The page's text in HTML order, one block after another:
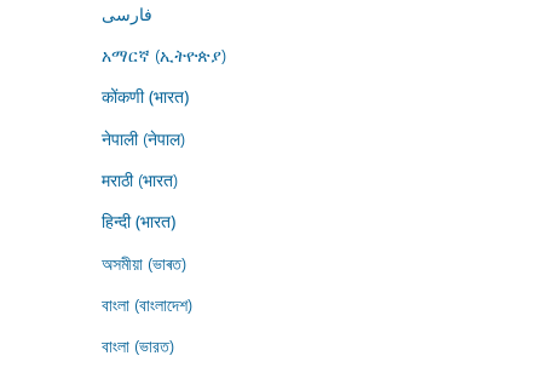
فارسى
አማርኛ (ኢትዮጵያ)
कोंकणी (भारत)
नेपाली (नेपाल)
मराठी (भारत)
हिन्दी (भारत)
অসমীয়া (ভাৰত)
বাংলা (বাংলাদেশ)
বাংলা (ভারত)